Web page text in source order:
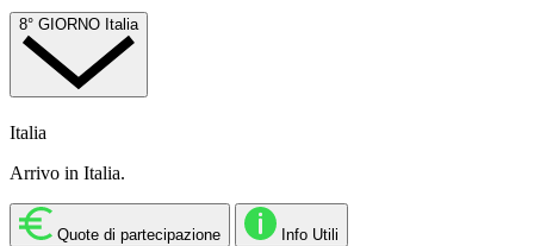
8° GIORNO Italia
Italia
Arrivo in Italia.
Quote di partecipazione Info Utili